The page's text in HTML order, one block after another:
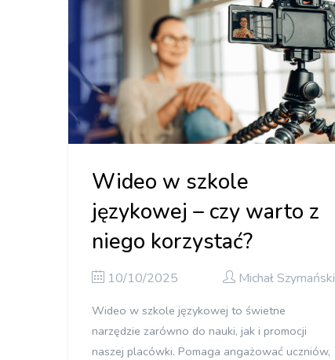
Wideo w szkole
językowej – czy warto z
niego korzystać?
10/10/2025 Michał Szymański
Wideo w szkole językowej to świetne
narzędzie zarówno do nauki, jak i promocji
naszej placówki. Pomaga angażować uczniów,